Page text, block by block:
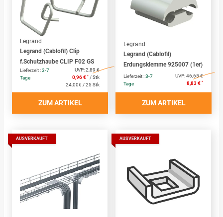
Legrand
Legrand (Cablofil) Clip
f.Schutzhaube CLIP F02 GS
Lieferzeit :3-7
Tage
UVP:2,89 €
0,96 € * / Stk
24,00€ / 25 Stk
ZUM ARTIKEL
Legrand
Legrand (Cablofil)
Erdungsklemme 925007 (1er)
Lieferzeit :3-7
Tage
UVP:46,65 €
8,83 € *
ZUM ARTIKEL
AUSVERKAUFT AUSVERKAUFT